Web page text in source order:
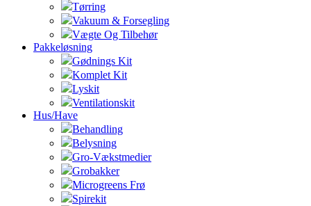
Tørring
Vakuum & Forsegling
Vægte Og Tilbehør
Pakkeløsning
Gødnings Kit
Komplet Kit
Lyskit
Ventilationskit
Hus/Have
Behandling
Belysning
Gro-Vækstmedier
Grobakker
Microgreens Frø
Spirekit